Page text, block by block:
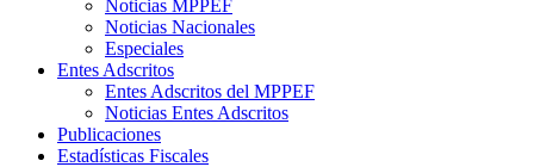
Noticias MPPEF
Noticias Nacionales
Especiales
Entes Adscritos
Entes Adscritos del MPPEF
Noticias Entes Adscritos
Publicaciones
Estadísticas Fiscales